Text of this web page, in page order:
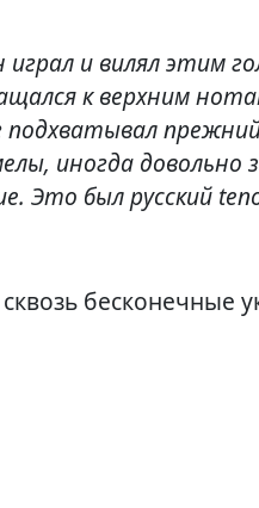
и вилял этим
к верхним
иногда довольно
Это был русский
бесконечные